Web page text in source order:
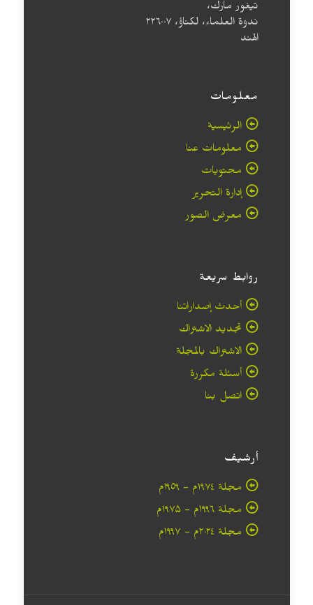
تيغور مارك،
ندوة العلماء، لكناؤ، ۲۲٦۰۰۷
الهند
معلومات
الرئيسية
معلومات عنا
محتويات
إدارة التحرير
معرض الصور
روابط سريعة
أحدث إصداراتنا
تجديد الاشتراك
الاشتراك بالمجلة
أسئلة مكررة
اتصل بنا
أرشيف
مجلة ۱۹۷٤م - ١٩٥٩م
مجلة ۱۹۹٦م - ۱۹۷۵م
مجلة ۲۰۲٤م - ۱۹۹۷م